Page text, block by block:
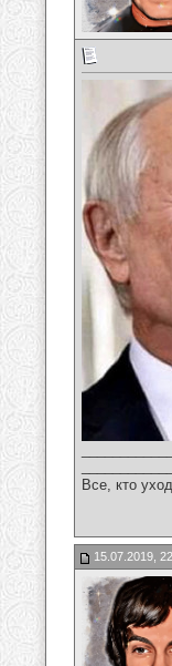
Все, кто
15.07.2019,